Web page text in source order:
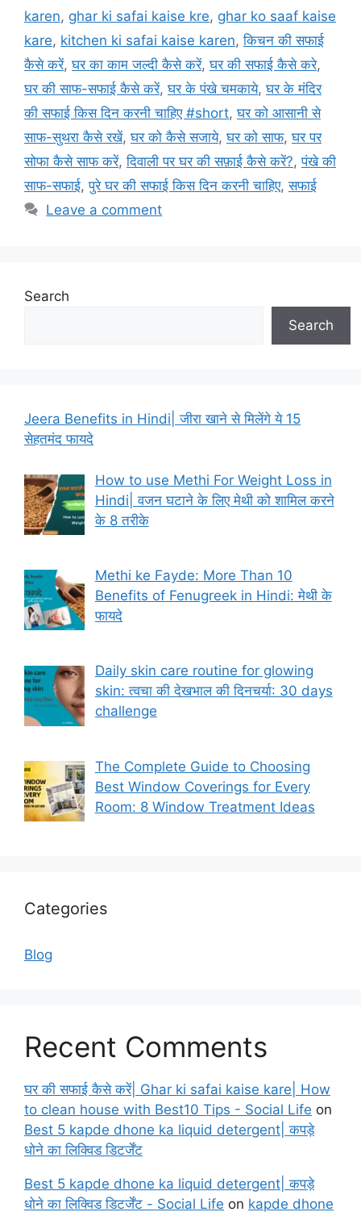
karen, ghar ki safai kaise kre, ghar ko saaf kaise
kare, kitchen ki safai kaise karen,किचन की सफाई
कैसे करें,घर का काम जल्दी कैसे करें,घर की सफाई कैसे करे,
घर की साफ-सफाई कैसे करें,घर के पंखे चमकाये,घर के मंदिर
की सफाई किस दिन करनी चाहिए #short,घर को आसानी से
साफ-सुथरा कैसे रखें,घर को कैसे सजाये,घर को साफ,घर पर
सोफा कैसे साफ करें,दिवाली पर घर की सफ़ाई कैसे करें?,पंखे की
साफ-सफाई,पुरे घर की सफाई किस दिन करनी चाहिए,सफाई
Leave a comment
Search
Search
Jeera Benefits in Hindi| जीरा खाने से मिलेंगे ये 15
सेहतमंद फायदे
How to use Methi For Weight Loss in
Hindi| वजन घटाने के लिए मेथी को शामिल करने
के 8 तरीके
Methi ke Fayde: More Than 10
Benefits of Fenugreek in Hindi: मेथी के
फायदे
Daily skin care routine for glowing
skin: त्वचा की देखभाल की दिनचर्या: 30 days
challenge
The Complete Guide to Choosing
Best Window Coverings for Every
Room: 8 Window Treatment Ideas
Categories
Blog
Recent Comments
घर की सफाई कैसे करें| Ghar ki safai kaise kare| How
to clean house with Best10 Tips - Social Life on
Best 5 kapde dhone ka liquid detergent| कपड़े
धोने का लिक्विड डिटर्जेंट
Best 5 kapde dhone ka liquid detergent| कपड़े
धोने का लिक्विड डिटर्जेंट - Social Life on kapde dhone